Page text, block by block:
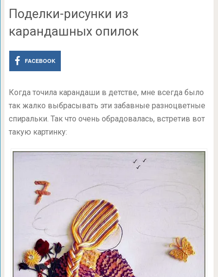
Поделки-рисунки из
карандашных опилок
FACEBOOK
Когда точила карандаши в детстве, мне всегда было
так жалко выбрасывать эти забавные разноцветные
спиральки. Так что очень обрадовалась, встретив вот
такую картинку: